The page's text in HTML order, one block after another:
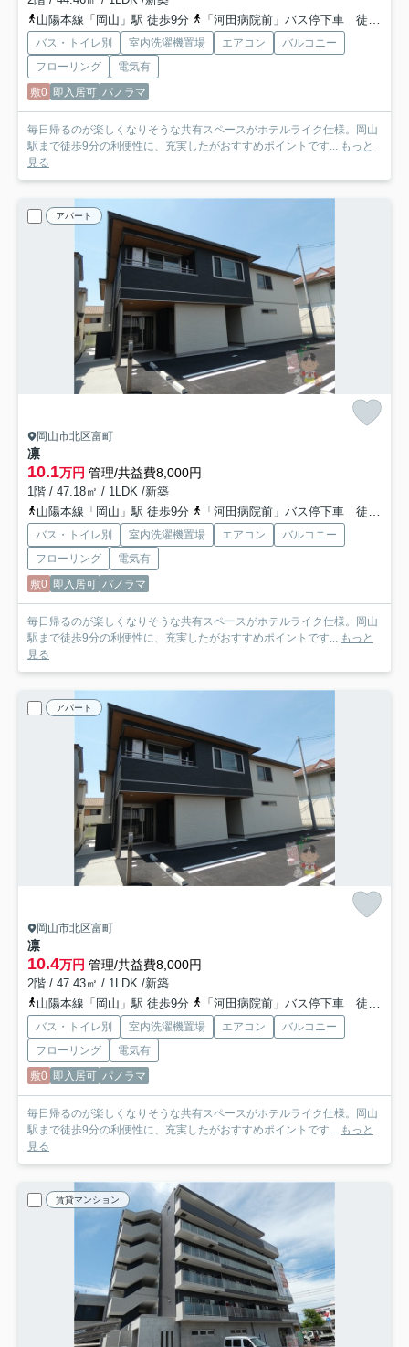
山陽本線「岡山」駅 徒歩9分
「河田病院前」バス停下車 徒歩6分
バス・トイレ別 室内洗濯機置場 エアコン
バルコニー
フローリング
電気有
敷0 即入居可 パノラマ
毎日帰るのが楽しくなりそうな共有スペースがホテルライク仕様。岡山
駅まで徒歩9分の利便性に、充実したがおすすめポイントです...
もっと
見る
アパート
岡山市北区富町
凛
10.1万円 管理/共益費8,000円
1階 / 47.18㎡ / 1LDK /新築
山陽本線「岡山」駅 徒歩9分
「河田病院前」バス停下車 徒歩6分
バス・トイレ別 室内洗濯機置場 エアコン
バルコニー
フローリング
電気有
敷0 即入居可 パノラマ
毎日帰るのが楽しくなりそうな共有スペースがホテルライク仕様。岡山
駅まで徒歩9分の利便性に、充実したがおすすめポイントです...
もっと
見る
アパート
岡山市北区富町
凛
10.4万円 管理/共益費8,000円
2階 / 47.43㎡ / 1LDK /新築
山陽本線「岡山」駅 徒歩9分
「河田病院前」バス停下車 徒歩6分
バス・トイレ別 室内洗濯機置場 エアコン
バルコニー
フローリング
電気有
敷0 即入居可 パノラマ
毎日帰るのが楽しくなりそうな共有スペースがホテルライク仕様。岡山
駅まで徒歩9分の利便性に、充実したがおすすめポイントです...
もっと
見る
賃貸マンション